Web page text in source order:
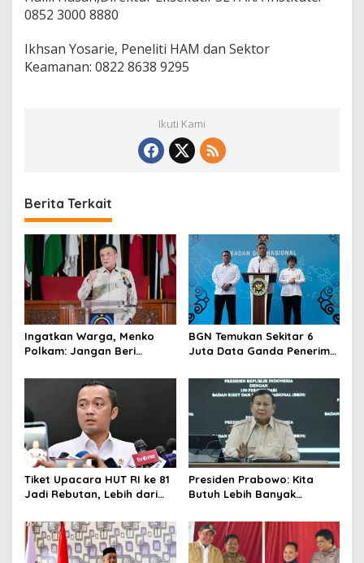
0852 3000 8880
Ikhsan Yosarie, Peneliti HAM dan Sektor
Keamanan: 0822 8638 9295
Ikuti Kami
Berita Terkait
Ingatkan Warga, Menko
Polkam: Jangan Beri
Lebih Dulu
BGN Temukan Sekitar 6
Juta Data Ganda Penerima
Sudaryono
Tiket Upacara HUT RI ke 81
Jadi Rebutan, Lebih dari
dalam Sehari
Presiden Prabowo: Kita
Butuh Lebih Banyak
Sains dan Teknologi